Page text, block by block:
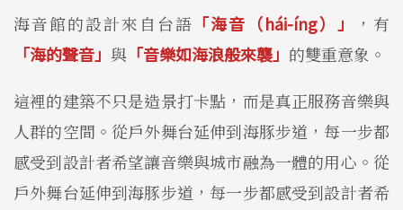
海音館的設計來自台語 「海音（hái-íng）」
，有
「海的聲音」 與 「音樂如海浪般來襲」 的雙重意象。
這裡的建築不只是造景打卡點，而是真正服務音樂與
人群的空間。從戶外舞台延伸到海豚步道，每一步都
感受到設計者希望讓音樂與城市融為一體的用心。從
戶外舞台延伸到海豚步道，每一步都感受到設計者希